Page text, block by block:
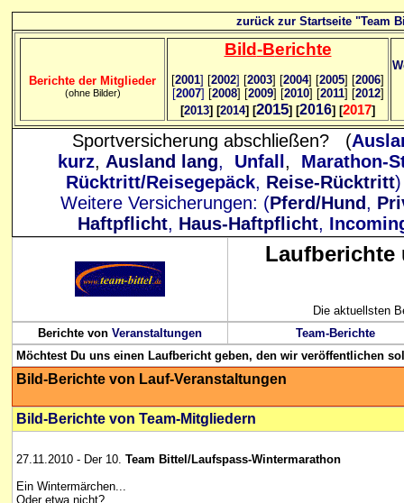
zurück zur Startseite "Team
Berichte der Mitglieder
(ohne Bilder)
Bild-Berichte
[2001] [2002] [2003] [2004] [2005] [2006]
[2007] [2008] [2009] [2010] [2011] [2012]
[2013] [2014] [2015] [2016] [2017]
Sportversicherung abschließen? (
kurz, Ausland lang, Unfall ,
Marathon-
Rücktritt/Reisegepäck, Reise-Rücktritt
Weitere Versicherungen: (Pferd/Hund,
Haftpflicht, Haus-Haftpflicht,
Laufberichte
Die aktuellsten
Berichte von Veranstaltungen
Team-Berichte
Möchtest Du uns einen Laufbericht geben, den wir veröffentlichen
Bild-Berichte von Lauf-Veranstaltungen
Bild-Berichte von Team-Mitgliedern
27.11.2010 - Der 10. Team Bittel/Laufspass-Wintermarathon
Ein Wintermärchen...
Oder etwa nicht?